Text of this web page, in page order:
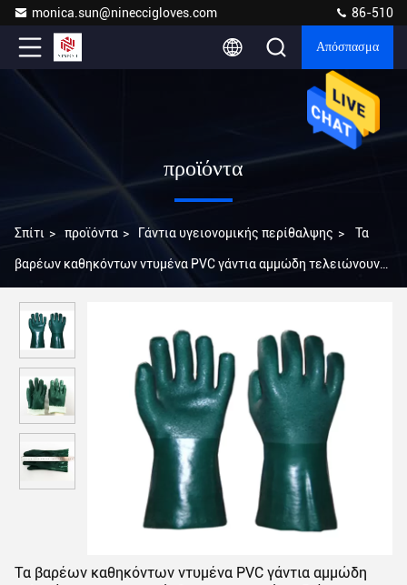
monica.sun@nineccigloves.com 86-510
Απόσπασμα
προϊόντα
Σπίτι > προϊόντα > Γάντια υγειονομικής περίθαλψης > Τα
βαρέων καθηκόντων ντυμένα PVC γάντια αμμώδη τελειώνουν
Τα βαρέων καθηκόντων ντυμένα PVC γάντια αμμώδη